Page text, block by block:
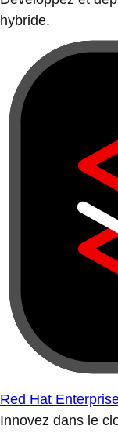
hybride.
Red Hat
Innovez dans le